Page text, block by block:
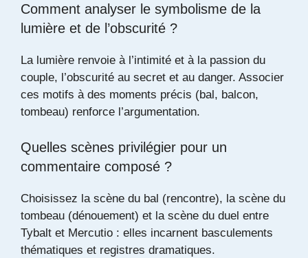
Comment analyser le symbolisme de la
lumière et de l’obscurité ?
La lumière renvoie à l’intimité et à la passion du
couple, l’obscurité au secret et au danger. Associer
ces motifs à des moments précis (bal, balcon,
tombeau) renforce l’argumentation.
Quelles scènes privilégier pour un
commentaire composé ?
Choisissez la scène du bal (rencontre), la scène du
tombeau (dénouement) et la scène du duel entre
Tybalt et Mercutio : elles incarnent basculements
thématiques et registres dramatiques.